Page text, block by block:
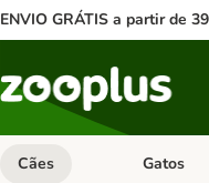
ENVIO GRÁTIS a partir de
Cães Abrir
Gatos